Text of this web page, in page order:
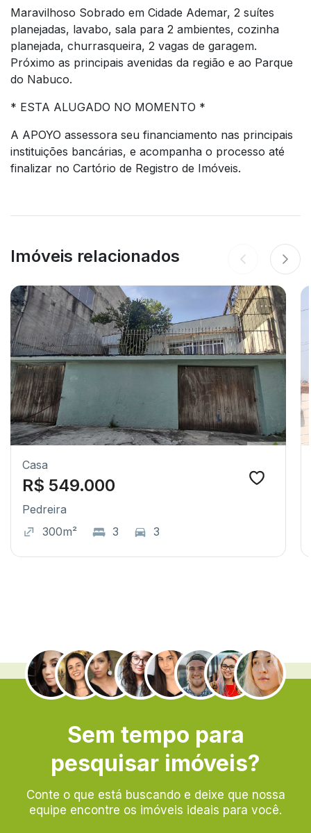
Maravilhoso Sobrado em Cidade Ademar, 2 suítes
planejadas, lavabo, sala para 2 ambientes, cozinha
planejada, churrasqueira, 2 vagas de garagem.
Próximo as principais avenidas da região e ao Parque
do Nabuco.
* ESTA ALUGADO NO MOMENTO *
A APOYO assessora seu financiamento nas principais
instituições bancárias, e acompanha o processo até
finalizar no Cartório de Registro de Imóveis.
Imóveis relacionados
Casa
R$ 549.000
Pedreira
300m²
3 3
.
Sem tempo para
pesquisar imóveis?
Conte o que está buscando e deixe que nossa
equipe encontre os imóveis ideais para você.